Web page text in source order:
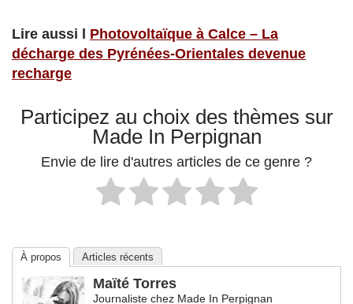
Lire aussi l Photovoltaïque à Calce – La
décharge des Pyrénées-Orientales devenue
recharge
Participez au choix des thèmes sur
Made In Perpignan
Envie de lire d'autres articles de ce genre ?
À propos Articles récents
Maïté Torres
Journaliste chez Made In Perpignan